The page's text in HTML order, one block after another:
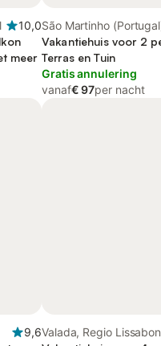
10,0
meer
São Martinho
Vakantiehuis voor 2
Terras en Tuin
Gratis annulering
vanaf€ 97per nacht
9,6Valada, Regio Lissabon